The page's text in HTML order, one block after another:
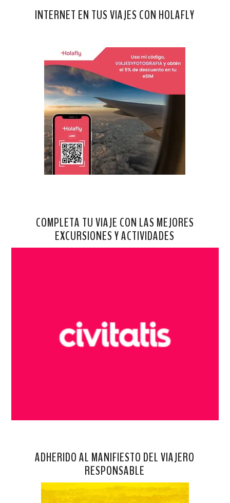
INTERNET EN TUS VIAJES CON HOLAFLY
COMPLETA TU VIAJE CON LAS MEJORES
EXCURSIONES Y ACTIVIDADES
ADHERIDO AL MANIFIESTO DEL VIAJERO
RESPONSABLE